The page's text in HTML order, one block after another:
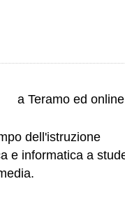
a Teramo ed online
dell'istruzione
e informatica a